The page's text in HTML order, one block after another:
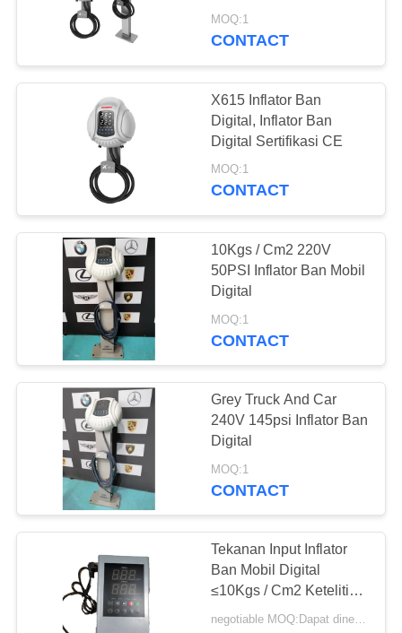
Unit Pemulihan AC
23
Mesin Pemulihan
Gas AC
26
Mesin Pemulihan
Refrigeran Besar
MOQ:1
CONTACT
X615 Inflator Ban
Digital, Inflator Ban
Digital Sertifikasi CE
MOQ:1
CONTACT
10Kgs / Cm2 220V
50PSI Inflator Ban Mobil
Digital
MOQ:1
CONTACT
Grey Truck And Car
240V 145psi Inflator Ban
Digital
MOQ:1
CONTACT
Tekanan Input Inflator
Ban Mobil Digital
≤10Kgs / Cm2 Ketelitian
± 2psi
negotiable MOQ:Dapat dinegosiasikan